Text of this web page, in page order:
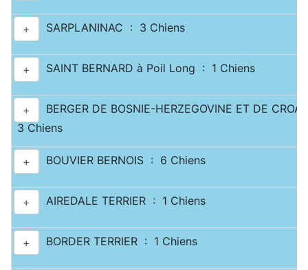
+ SARPLANINAC : 3 Chiens
+ SAINT BERNARD à Poil Long : 1 Chiens
+
BERGER DE BOSNIE-HERZEGOVINE ET DE
3 Chiens
+ BOUVIER BERNOIS : 6 Chiens
+ AIREDALE TERRIER : 1 Chiens
+ BORDER TERRIER : 1 Chiens